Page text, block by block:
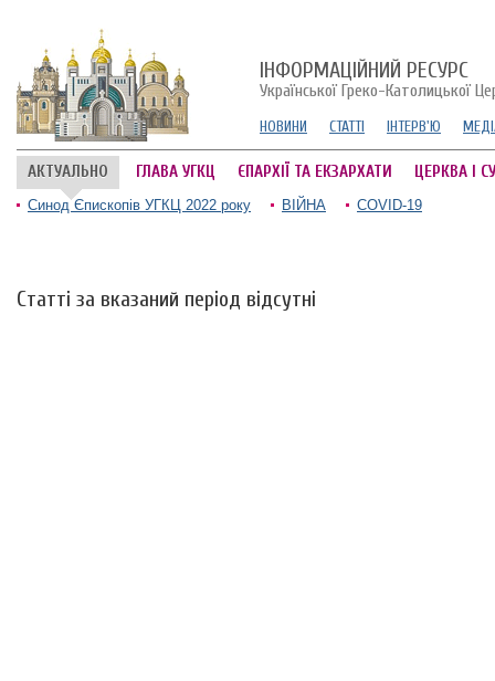
ІНФОРМАЦІЙНИЙ РЕСУРС
Української Греко-Католицької
НОВИНИ СТАТТІ ІНТЕРВ'Ю
АКТУАЛЬНО ГЛАВА УГКЦ ЄПАРХІЇ ТА ЕКЗАРХАТИ ЦЕРКВА І
Синод Єпископів УГКЦ 2022 року ВІЙНА COVID-19
Статті за вказаний період відсутні